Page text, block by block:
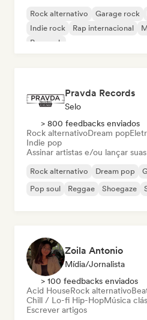
Rock alternativo Garage rock
Indie rock
Rap internacional
Pop rock
Pravda Records
Selo
> 800 feedbacks enviados
Rock alternativoDream pop
Indie pop
Assinar artistas e/ou lançar
Rock alternativo Dream pop
Pop soul
Reggae Shoegaze
Zoila Antonio
Mídia/Jornalista
> 100 feedbacks enviados
Acid HouseRock alternativo
Chill / Lo-fi Hip-HopMúsica
Escrever artigos